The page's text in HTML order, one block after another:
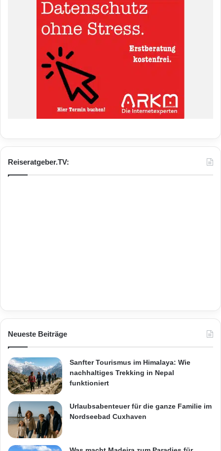
Reiseratgeber.TV:
Neueste Beiträge
Sanfter Tourismus im Himalaya: Wie
nachhaltiges Trekking in Nepal
funktioniert
Urlaubsabenteuer für die ganze Familie im
Nordseebad Cuxhaven